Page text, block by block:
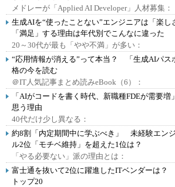
メドレーが「Applied AI Developer」人材募集：
生成AIを“使ったことない”エンジニアは「楽
「満足」する理由は年代別でこんなに違った
20～30代が最も「やや不満」が多い：
“応用情報が消える”って本当？ 「生成AIパ
格の今を読む
＠IT人気記事まとめ読みeBook（6）：
「AIがコードを書く時代、新職種FDEが需要
思う理由
40代だけ少し異なる：
約8割「内定期間中に学ぶべき」 未経験エン
ル2位「モチベ維持」を超えた1位は？
「やる必要ない」派の理由とは：
富士通を抜いて2位に躍進したITベンダーは？
トップ20